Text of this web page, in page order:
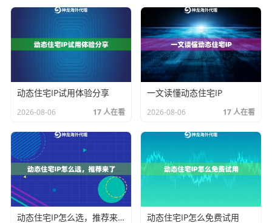
免了因流量或IP次数耗尽导致业务突然中断的风险。
2. 目标地域与精准度要求：
你的数据源是否集中在特定
国家？是否需要精确到城市级别？如果业务面向全球多
个市场，或者需要从特定州、城市获取本地化数据（如
精准定位，这对于需要精细化运营的跨境业务或本地化
数据采集项目是不可或缺的功能。
3. 业务连续性与稳定性要求：
长期项目最怕不稳定。有
些业务场景（如金融数据监控、物联网数据回传）对连
接的持续成功率和网络非常敏感。IP的纯净度（是否被
动态住宅IP试用体验分享
2026-08-06 17 人在看
一文读懂动态住宅IP
2026-08-06 17 人在看
动态住宅IP怎么选，推荐来了 动态住宅IP怎么免费试用